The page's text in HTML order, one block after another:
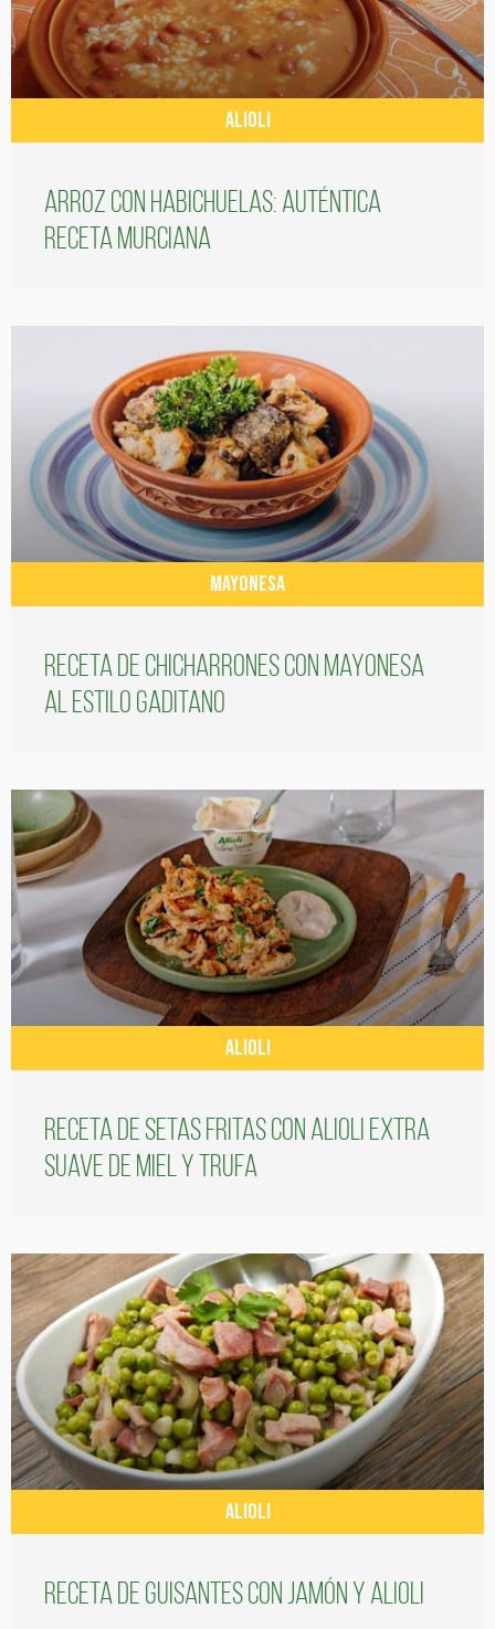
ALIOLI
Arroz con habichuelas: auténtica
receta murciana
MAYONESA
Receta de chicharrones con mayonesa
al estilo gaditano
ALIOLI
Receta de setas fritas con alioli extra
suave de miel y trufa
ALIOLI
Receta de guisantes con jamón y alioli